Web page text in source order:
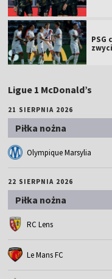
PSG
Ligue 1 McDonald’s
21 SIERPNIA 2026
Piłka nożna
Olympique Marsylia
22 SIERPNIA 2026
Piłka nożna
RC Lens
Le Mans FC